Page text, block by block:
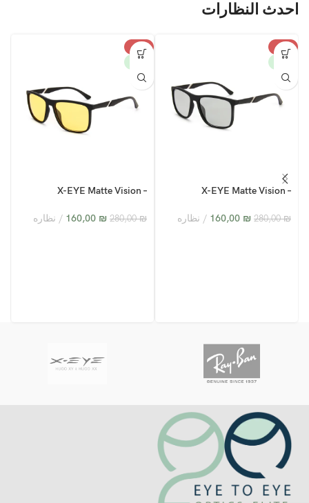
احدث النظارات
-43%
X-EYE Matte Vision –
280,00₪
160,00 ₪ نظاره
-43%
X-EYE Matte Vision –
280,00₪
160,00 ₪ نظاره